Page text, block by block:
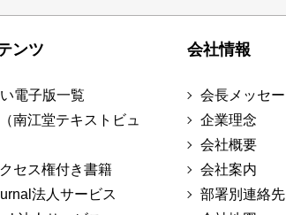
ンツ
電子版一覧
南江堂テキストビュ
セス権付き書籍
法人サービス
会社情報
会長メッセ
企業理念
会社概要
会社案内
部署別連絡先